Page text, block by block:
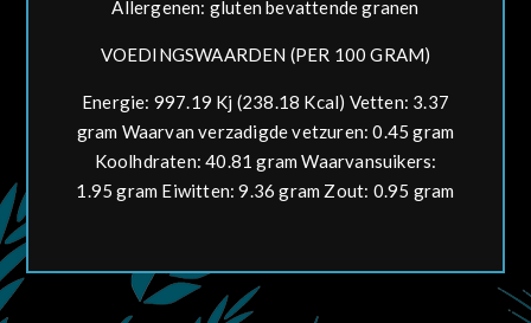
Allergenen: gluten bevattende granen
VOEDINGSWAARDEN (PER 100 GRAM)
Energie: 997.19 Kj (238.18 Kcal) Vetten: 3.37
gram Waarvan verzadigde vetzuren: 0.45 gram
Koolhdraten: 40.81 gram Waarvansuikers:
1.95 gram Eiwitten: 9.36 gram Zout: 0.95 gram